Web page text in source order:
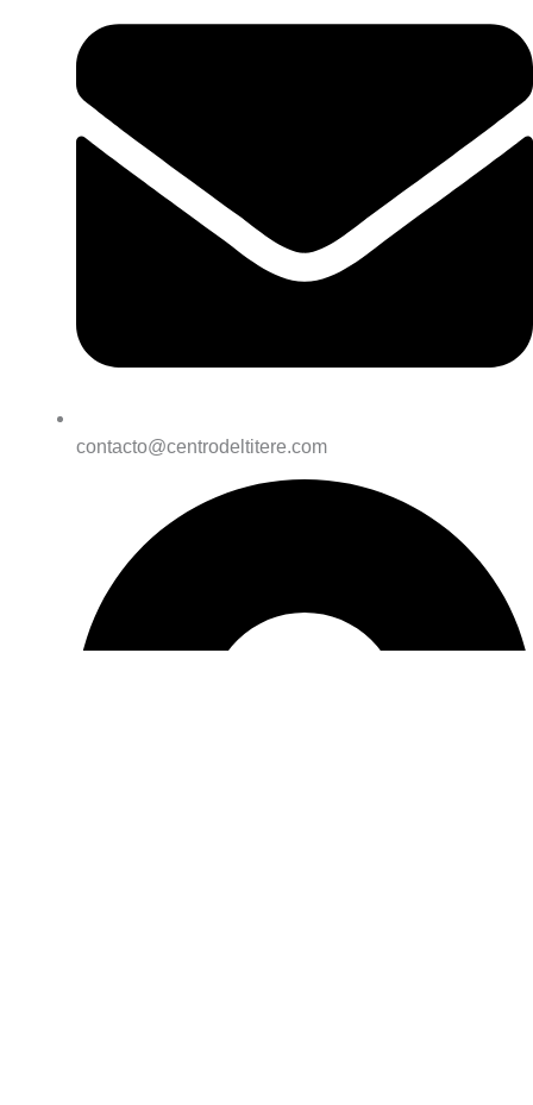
contacto@centrodeltitere.com